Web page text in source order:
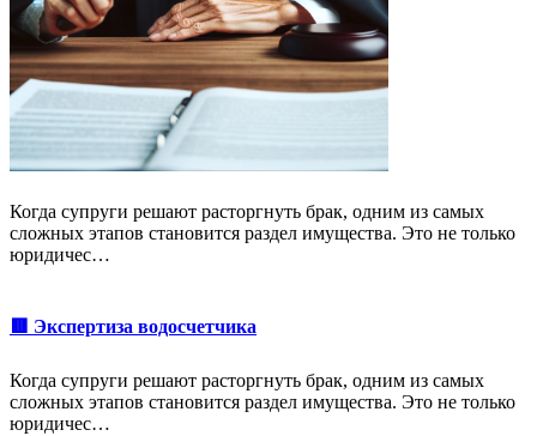
Когда супруги решают расторгнуть брак, одним из самых
сложных этапов становится раздел имущества. Это не только
юридичес…
🟥 Экспертиза водосчетчика
Когда супруги решают расторгнуть брак, одним из самых
сложных этапов становится раздел имущества. Это не только
юридичес…